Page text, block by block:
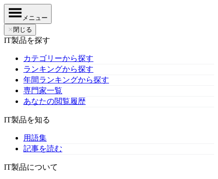
メニュー
✕ 閉じる
IT製品を探す
カテゴリーから探す
ランキングから探す
年間ランキングから探す
専門家一覧
あなたの閲覧履歴
IT製品を知る
用語集
記事を読む
IT製品について